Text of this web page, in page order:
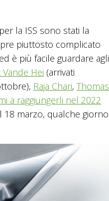
la ISS sono stati la
piuttosto complicato
è più facile guardare agli
Vande Hei (arrivati
Raja Chari, Thomas
a raggiungerli nel 2022
18 marzo, qualche giorno